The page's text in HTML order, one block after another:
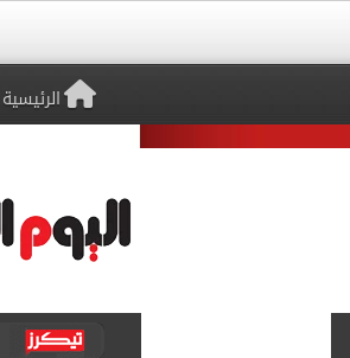
الرئيسية